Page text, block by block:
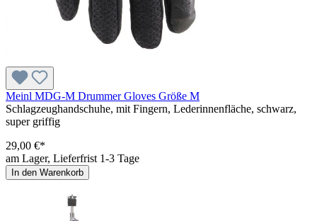
Meinl MDG-M Drummer Gloves Größe M
Schlagzeughandschuhe, mit Fingern, Lederinnenfläche, schwarz,
super griffig
29,00 €*
am Lager, Lieferfrist 1-3 Tage
In den Warenkorb